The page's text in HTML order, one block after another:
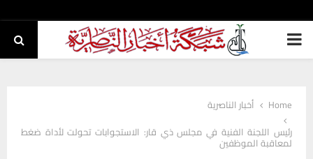
PRIMARY
Home
أخبار الناصرية
رئيس اللجنة الفنية في مجلس ذي قار: الاستجوابات تحولت لأداة ضغط
لمعاقبة الموظفين